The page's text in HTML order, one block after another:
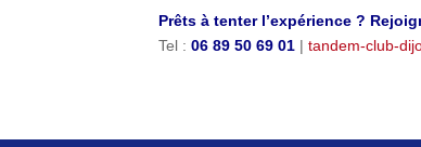
Prêts à tenter l’expérience ?
Tel : 06 89 50 69 01 |tandem-club-